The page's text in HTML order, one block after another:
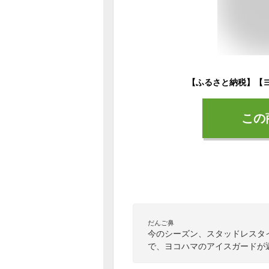
こ
だんご鼻
今のシーズン、スタッドレス
で、ヨコハマのアイスガード